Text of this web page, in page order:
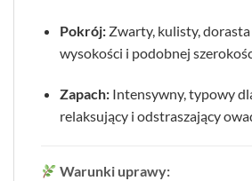
Pokrój:Zwarty, kulisty, dorasta
wysokości i podobnej
Zapach:Intensywny, typowy
relaksujący i odstraszający
Warunki uprawy: